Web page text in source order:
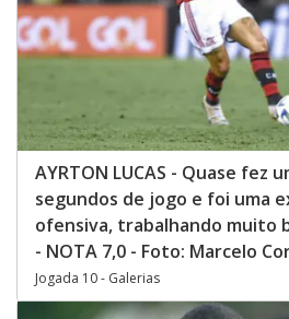
AYRTON LUCAS - Quase fez
segundos de jogo e foi uma
ofensiva, trabalhando muito
- NOTA 7,0 - Foto: Marcelo
Jogada 10 - Galerias